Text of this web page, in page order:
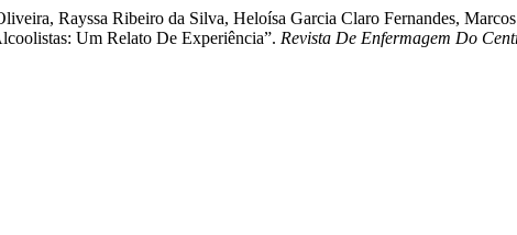
Rayssa Ribeiro da Silva, Heloísa Garcia Claro Fernandes,
Um Relato De Experiência”. Revista De Enfermagem Do